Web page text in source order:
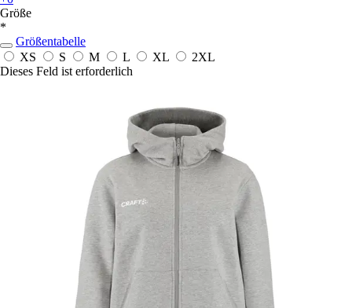
Größe
*
Größentabelle
XS
S M L XL
2XL
Dieses Feld ist erforderlich